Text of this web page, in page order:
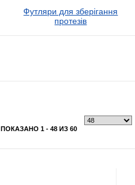
Футляри для зберігання
протезів
ПОКАЗАНО 1 - 48 ИЗ 60